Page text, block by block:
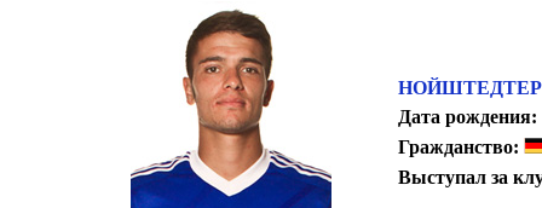
НОЙШТЕДТЕР
Дата рождения:
Гражданство:
Выступал за